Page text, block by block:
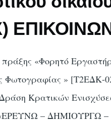
πράξης «Φορητό
Φωτογραφίας » [Τ2ΕΔΚ-
Κρατικών
«ΕΡΕΥΝΩ –